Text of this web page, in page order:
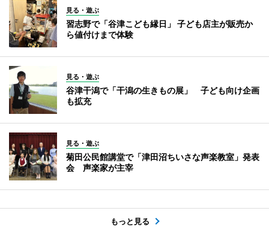
見る・遊ぶ
習志野で「谷津こども縁日」 子ども店主が販売か
ら値付けまで体験
見る・遊ぶ
谷津干潟で「干潟の生きもの展」 子ども向け企画
も拡充
見る・遊ぶ
菊田公民館講堂で「津田沼ちいさな声楽教室」発表
会 声楽家が主宰
もっと見る